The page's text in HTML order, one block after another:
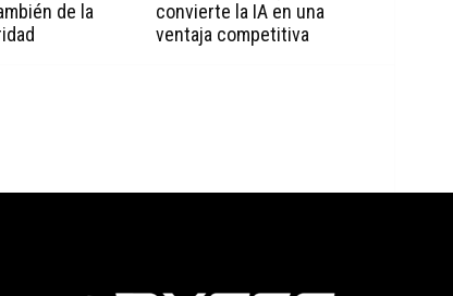
de la
convierte la IA en una
ventaja competitiva